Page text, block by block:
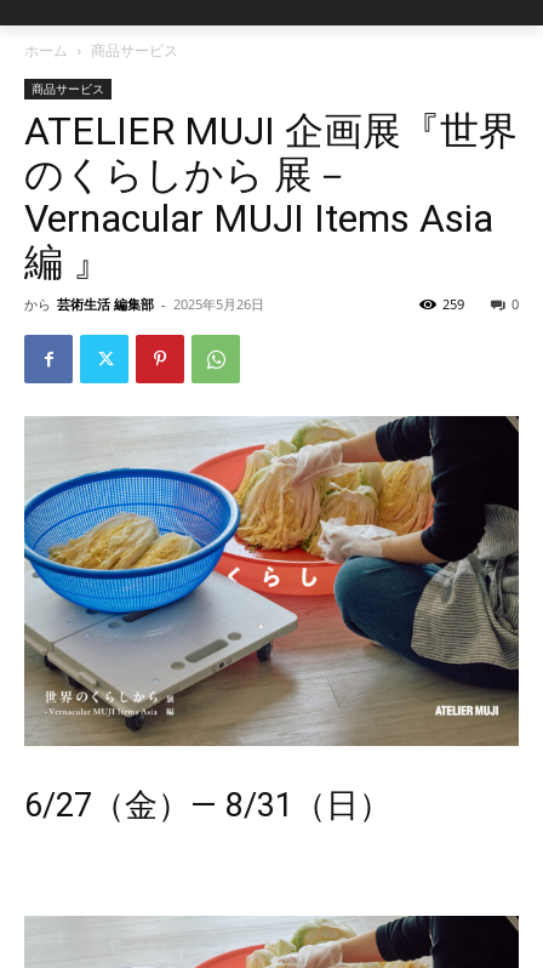
ホーム 商品サービス
商品サービス
ATELIER MUJI 企画展『世界
のくらしから 展－
Vernacular MUJI Items Asia
編 』
から 芸術生活 編集部 - 2025年5月26日 0
259
6/27（金）― 8/31（日）